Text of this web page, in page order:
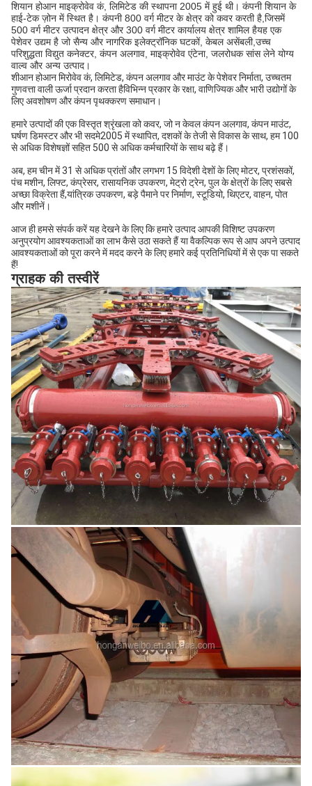
शियान होआन माइक्रोवेव कं, लिमिटेड की स्थापना 2005 में हुई थी। कंपनी शियान के
हाई-टेक ज़ोन में स्थित है। कंपनी 800 वर्ग मीटर के क्षेत्र को कवर करती है,जिसमें
500 वर्ग मीटर उत्पादन क्षेत्र और 300 वर्ग मीटर कार्यालय क्षेत्र शामिल हैयह एक
पेशेवर उद्यम है जो सैन्य और नागरिक इलेक्ट्रॉनिक घटकों, केबल असेंबली,उच्च
परिशुद्धता विद्युत कनेक्टर, कंपन अलगाव, माइक्रोवेव एंटेना, जलरोधक सांस लेने योग्य
वाल्व और अन्य उत्पाद।
शीआन होआन मिरोवेव कं, लिमिटेड, कंपन अलगाव और माउंट के पेशेवर निर्माता, उच्चतम
गुणवत्ता वाली ऊर्जा प्रदान करता हैविभिन्न प्रकार के रक्षा, वाणिज्यिक और भारी उद्योगों के
लिए अवशोषण और कंपन पृथक्करण समाधान।
हमारे उत्पादों की एक विस्तृत श्रृंखला को कवर, जो न केवल कंपन अलगाव, कंपन माउंट,
घर्षण डिमस्टर और भी सदमे2005 में स्थापित, दशकों के तेजी से विकास के साथ, हम 100
से अधिक विशेषज्ञों सहित 500 से अधिक कर्मचारियों के साथ बढ़े हैं।
अब, हम चीन में 31 से अधिक प्रांतों और लगभग 15 विदेशी देशों के लिए मोटर, प्रशंसकों,
पंच मशीन, लिफ्ट, कंप्रेसर, रासायनिक उपकरण, मेट्रो ट्रेन, पुल के क्षेत्रों के लिए सबसे
अच्छा विक्रेता हैं,यांत्रिक उपकरण, बड़े पैमाने पर निर्माण, स्टूडियो, थिएटर, वाहन, पोत
और मशीनें।
आज ही हमसे संपर्क करें यह देखने के लिए कि हमारे उत्पाद आपकी विशिष्ट उपकरण
अनुप्रयोग आवश्यकताओं का लाभ कैसे उठा सकते हैं या वैकल्पिक रूप से आप अपने उत्पाद
आवश्यकताओं को पूरा करने में मदद करने के लिए हमारे कई प्रतिनिधियों में से एक पा सकते
हैं!
ग्राहक की तस्वीरें